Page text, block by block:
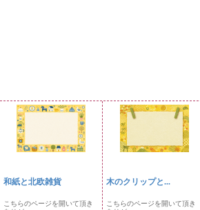
和紙と北欧雑貨
こちらのページを開いて頂き
木のクリップと...
こちらのページを開いて頂き